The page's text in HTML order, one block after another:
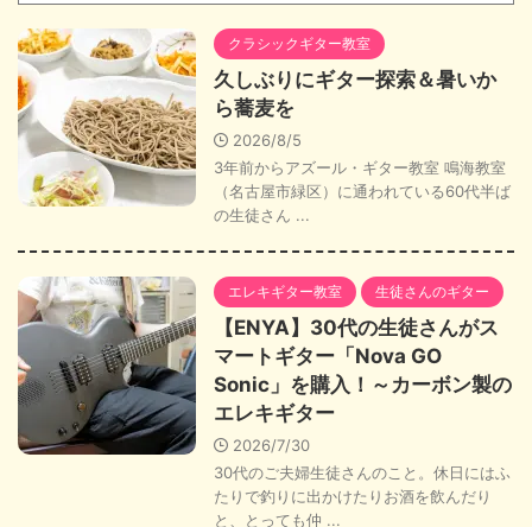
クラシックギター教室
久しぶりにギター探索＆暑いか
ら蕎麦を
2026/8/5
3年前からアズール・ギター教室 鳴海教室
（名古屋市緑区）に通われている60代半ば
の生徒さん ...
エレキギター教室 生徒さんのギター
【ENYA】30代の生徒さんがス
マートギター「Nova GO
Sonic」を購入！～カーボン製の
エレキギター
2026/7/30
30代のご夫婦生徒さんのこと。休日にはふ
たりで釣りに出かけたりお酒を飲んだり
と、とっても仲 ...